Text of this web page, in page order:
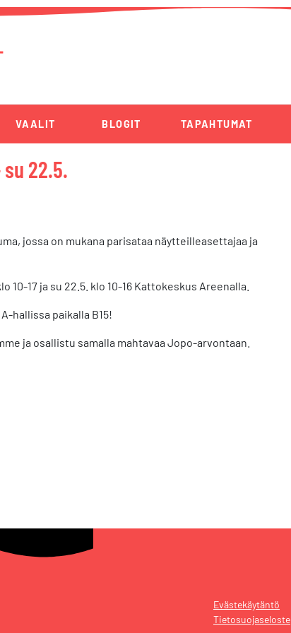
VAALIT BLOGIT TAPAHTUMAT
22.5.
jossa on mukana parisataa näytteilleasettajaa ja
10-17 ja su 22.5. klo 10-16 Kattokeskus Areenalla.
hallissa paikalla B15!
ja osallistu samalla mahtavaa Jopo-arvontaan.
Evästekäytäntö
Tietosuojaseloste